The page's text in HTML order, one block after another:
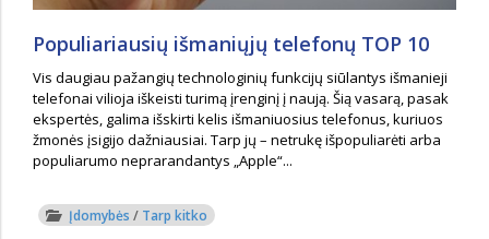
Populiariausių išmaniųjų telefonų TOP 10
Vis daugiau pažangių technologinių funkcijų siūlantys išmanieji
telefonai vilioja iškeisti turimą įrenginį į naują. Šią vasarą, pasak
ekspertės, galima išskirti kelis išmaniuosius telefonus, kuriuos
žmonės įsigijo dažniausiai. Tarp jų – netrukę išpopuliarėti arba
populiarumo neprarandantys „Apple“...
Įdomybės / Tarp kitko